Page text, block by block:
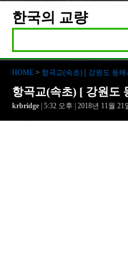
한국의 교량
HOME > 항곡교(속초) [ 강원도 동
항곡교(속초) [ 강원도
krbridge | 5:32 오후 | 2018년 11월 21